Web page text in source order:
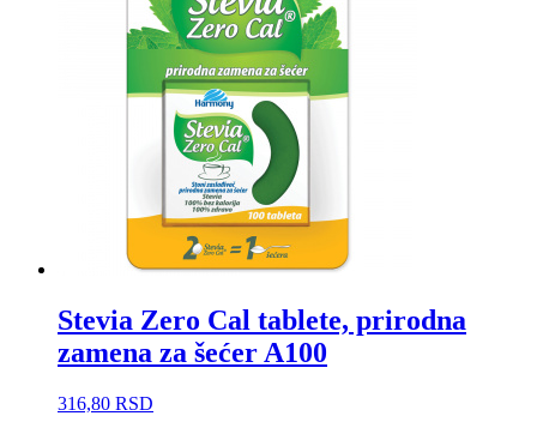
Stevia Zero Cal tablete, prirodna
zamena za šećer A100
316,80 RSD